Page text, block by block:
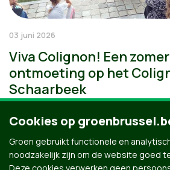
03 juni 2026
Viva Colignon! Een
ontmoeting op het
Schaarbeek
Cookies op
Groen gebruikt functionele en
noodzakelijk zijn om de website goed